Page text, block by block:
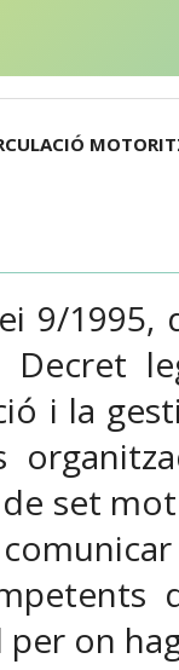
9/
i la
set
on